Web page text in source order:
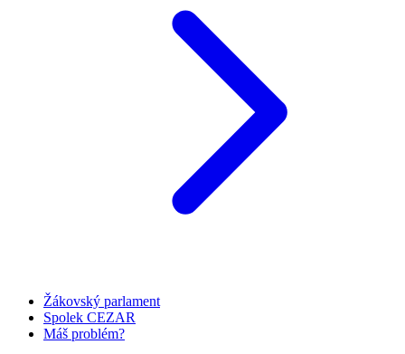
Žákovský parlament
Spolek CEZAR
Máš problém?